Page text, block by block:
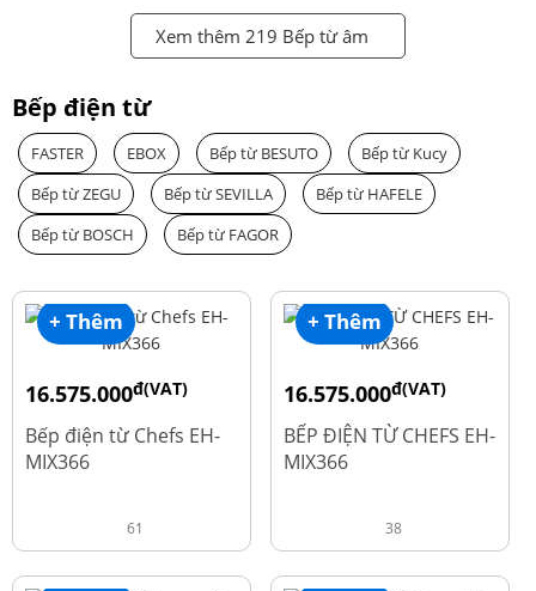
Xem thêm 219 Bếp từ âm
Bếp điện từ
FASTER EBOX Bếp từ BESUTO
Bếp từ Kucy
Bếp từ ZEGU
Bếp từ SEVILLA
Bếp từ HAFELE
Bếp từ BOSCH
Bếp từ FAGOR
+ Thêm
16.575.000đ(VAT)
19.500.000
Bếp điện từ Chefs EH-
MIX366
61
+ Thêm
16.575.000đ(VAT)
19.500.000
BẾP ĐIỆN TỪ CHEFS EH-
MIX366
38